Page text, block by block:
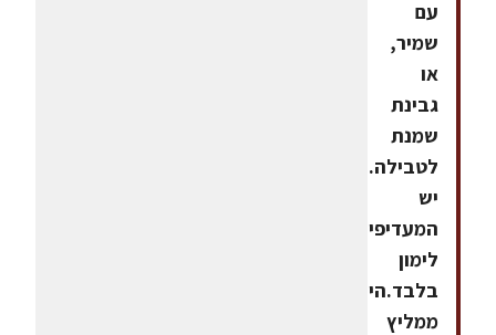
עם
שמיר,
או
גבינת
שמנת
לטבילה.
יש
המעדיפים
לימון
בלבד.הייתי
ממליץ